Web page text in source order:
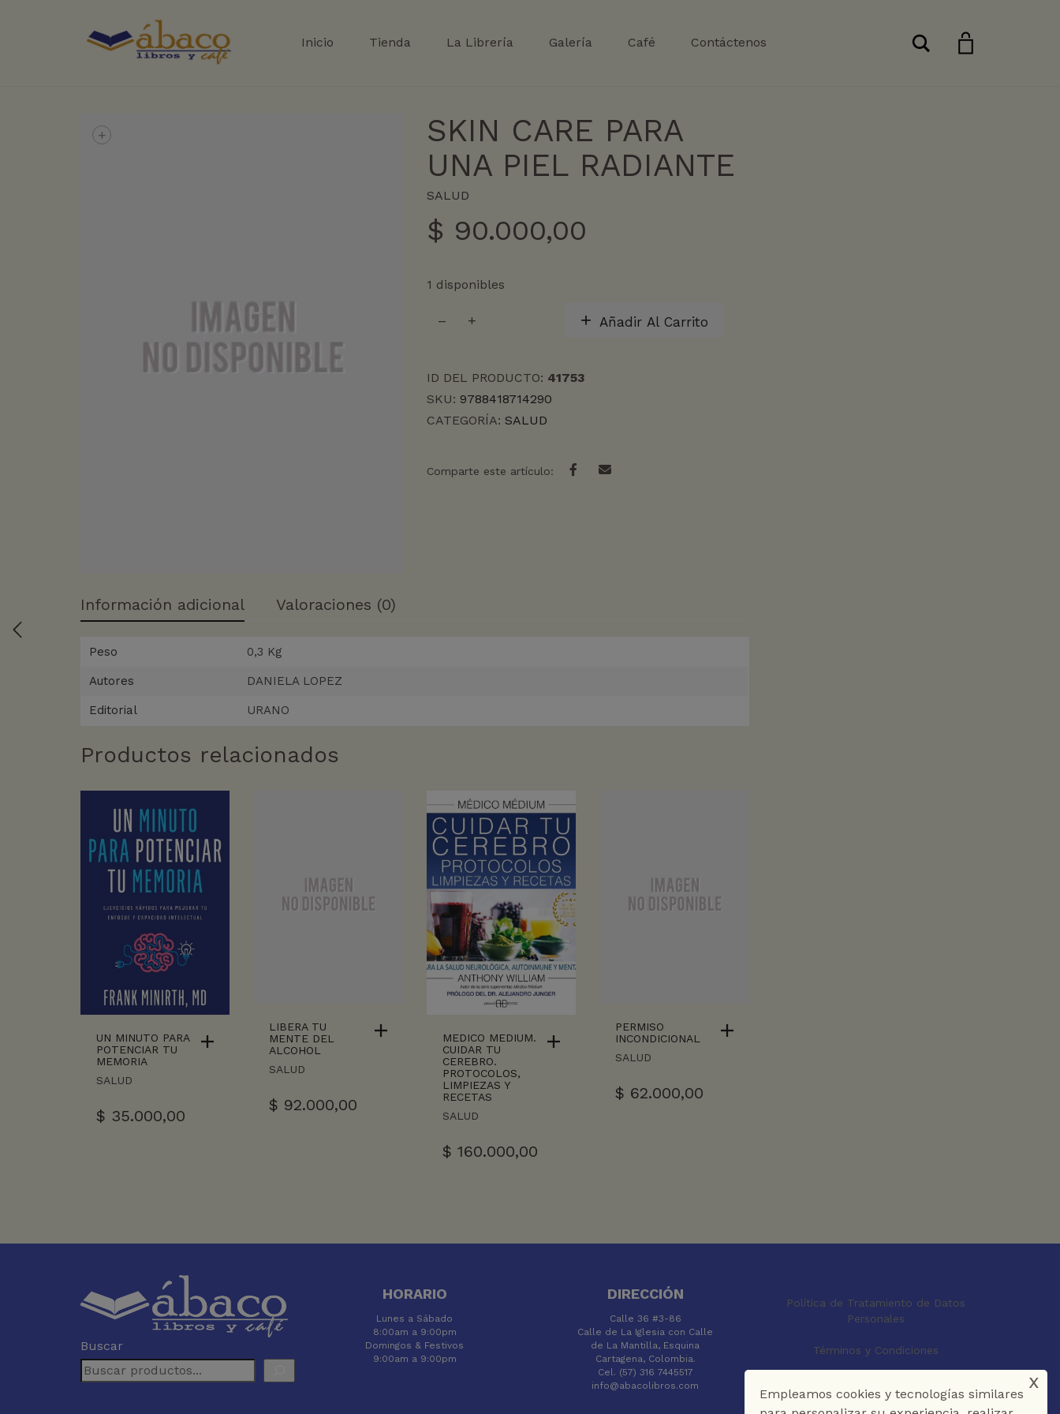
Inicio Tienda La Librería Galería Café Contáctenos Buscar
+
SKIN CARE PARA
UNA PIEL RADIANTE
SALUD
$ 90.000,00
1 disponibles
CARE
PIEL
RADIANTE
cantidad
Añadir Al Carrito
ID DEL PRODUCTO: 41753
SKU: 9788418714290
CATEGORÍA: SALUD
Comparte este artículo:
Información adicional Valoraciones (0)
Peso 0,3 Kg
Autores DANIELA LOPEZ
Editorial URANO
Productos relacionados
UN MINUTO PARA
POTENCIAR TU
MEMORIA
SALUD
$ 35.000,00
LIBERA TU
MENTE DEL
ALCOHOL
SALUD
$ 92.000,00
MEDICO MEDIUM.
CUIDAR TU
CEREBRO.
PROTOCOLOS,
LIMPIEZAS Y
RECETAS
SALUD
$ 160.000,00
PERMISO
INCONDICIONAL
SALUD
$ 62.000,00
Buscar
HORARIO
Lunes a Sábado
8:00am a 9:00pm
Domingos & Festivos
9:00am a 9:00pm
DIRECCIÓN
Calle 36 #3-86
Calle de La Iglesia con Calle
de La Mantilla, Esquina
Cartagena, Colombia.
Cel. (57) 316 7445517
info@abacolibros.com
Política de Tratamiento de Datos
Personales
Términos y Condiciones
Empleamos cookies y tecnologías similares
x